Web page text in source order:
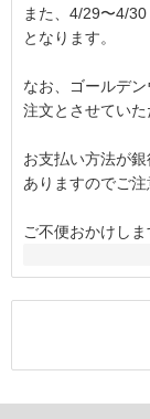
また、4/29〜4/
となります。
なお、ゴールデ
注文とさせていた
お支払い方法が
ありますのでご注
ご不便おかけし